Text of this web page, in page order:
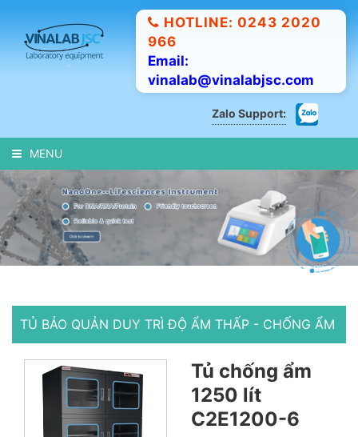
HOTLINE: 0243 2020
966
Email:
vinalab@vinalabjsc.com
Zalo Support:
MENU
TỦ BẢO QUẢN DUY TRÌ ĐỘ ẨM THẤP - CHỐNG ẨM
Tủ chống ẩm
1250 lít
C2E1200-6